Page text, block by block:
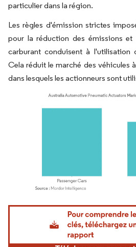
particulier dans la région.
Les règles d'émission strictes
pour la réduction des émissions
carburant conduisent à l'utilisation
Cela réduit le marché des véhicules
dans lesquels les actionneurs sont
Image © Mordor Intelligence. La réutilisation